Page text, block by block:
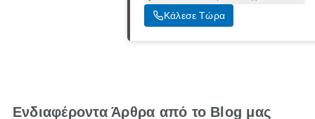
Κάλεσε Τώρα
Ενδιαφέροντα Άρθρα από το Blog μας